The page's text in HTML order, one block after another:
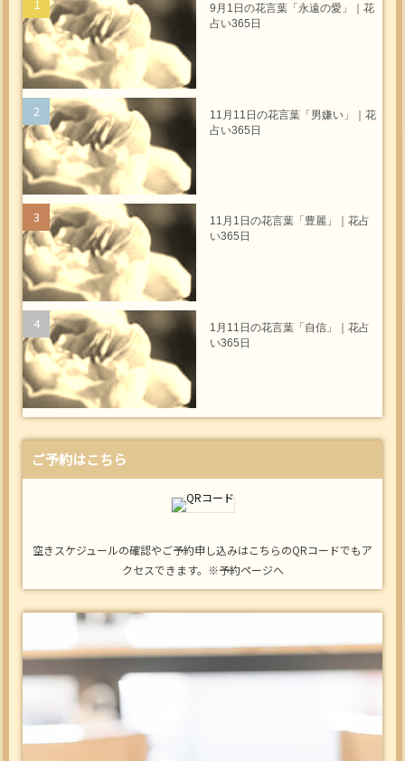
9月1日の花言葉「永遠の愛」｜花
占い365日
11月11日の花言葉「男嫌い」｜花
占い365日
11月1日の花言葉「豊麗」｜花占
い365日
1月11日の花言葉「自信」｜花占
い365日
ご予約はこちら
空きスケジュールの確認やご予約申し込みはこちらのQRコードでもア
クセスできます。※予約ページへ